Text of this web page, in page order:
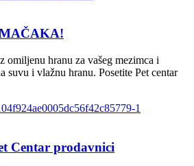
omiljenu hranu za vašeg mezimca i
suvu i vlažnu hranu. Posetite Pet centar
Centar prodavnici